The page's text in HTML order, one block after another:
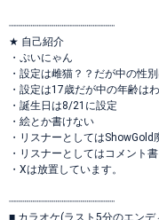
┈┈┈┈┈┈┈┈┈┈┈┈┈┈┈┈┈
★ 自己紹介
・ぷいにゃん
・設定は雌猫？？だが中の性
・設定は17歳だが中の年齢は
・誕生日は8/21に設定
・絵とか書けない
・リスナーとしては
・リスナーとしてはコメント
・Xは放置しています。
┈┈┈┈┈┈┈┈┈┈┈┈┈┈┈┈┈
■ カラオケ(ラスト5分のエンデ